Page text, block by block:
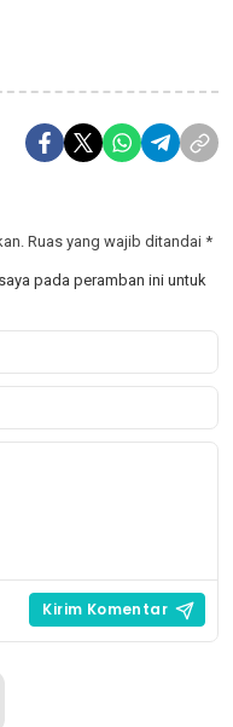
Ruas yang wajib ditandai *
pada peramban ini untuk